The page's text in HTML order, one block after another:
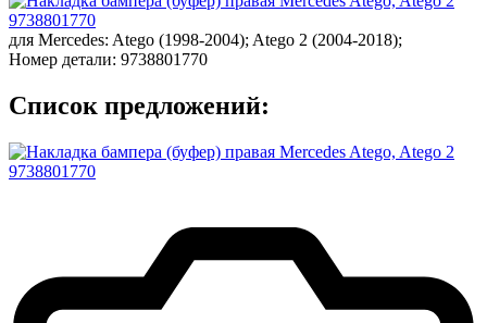
для Mercedes: Atego (1998-2004); Atego 2 (2004-2018);
Номер детали: 9738801770
Список предложений: